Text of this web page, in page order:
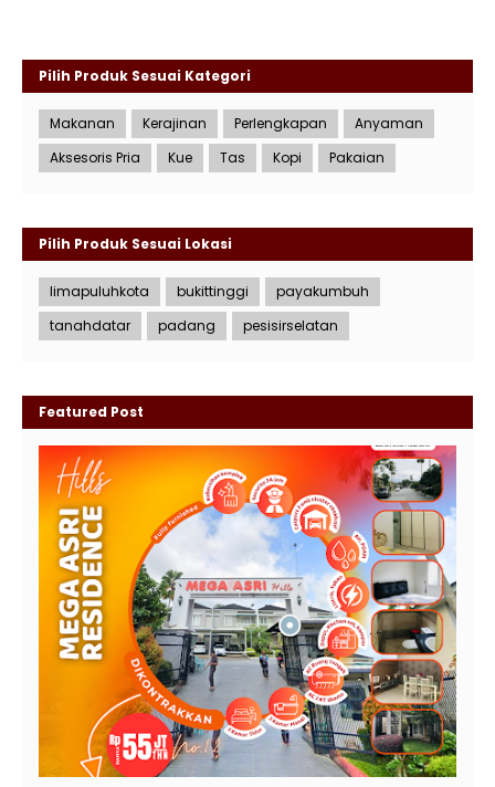
Pilih Produk Sesuai Kategori
Makanan Kerajinan Perlengkapan
Anyaman
Aksesoris Pria
Kue Tas Kopi Pakaian
Pilih Produk Sesuai Lokasi
limapuluhkota bukittinggi
payakumbuh
tanahdatar
padang pesisirselatan
Featured Post